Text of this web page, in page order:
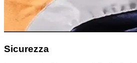
Sicurezza